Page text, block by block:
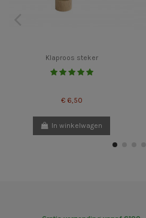
Klaproos steker
€ 6,50
In winkelwagen